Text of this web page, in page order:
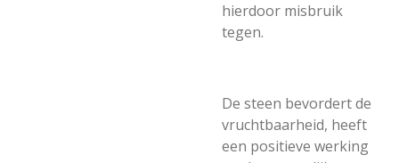
hierdoor misbruik
tegen.
De steen bevordert de
vruchtbaarheid, heeft
een positieve werking